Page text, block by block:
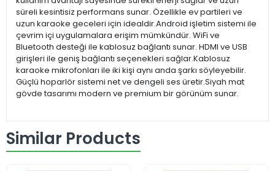
süreli kesintisiz performans sunar. Özellikle ev partileri ve
uzun karaoke geceleri için idealdir.Android işletim sistemi ile
çevrim içi uygulamalara erişim mümkündür. WiFi ve
Bluetooth desteği ile kablosuz bağlantı sunar. HDMI ve USB
girişleri ile geniş bağlantı seçenekleri sağlar.Kablosuz
karaoke mikrofonları ile iki kişi aynı anda şarkı söyleyebilir.
Güçlü hoparlör sistemi net ve dengeli ses üretir.Siyah mat
gövde tasarımı modern ve premium bir görünüm sunar.
Similar Products